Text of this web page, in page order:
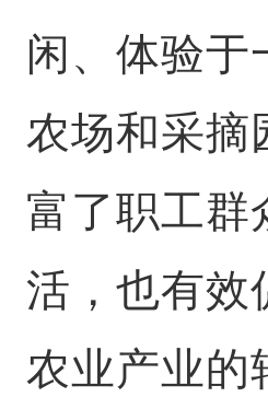
闲、体验于
农场和采摘
富了职工群
活，也有效
农业产业的